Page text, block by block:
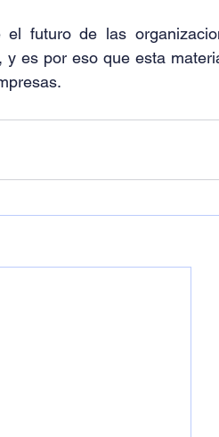
el futuro de las
es por eso que esta